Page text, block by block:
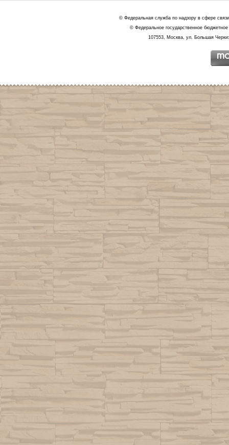
© Федеральная служба по надзору в сфере
© Федеральное государственное
107553, Москва, ул. Большая